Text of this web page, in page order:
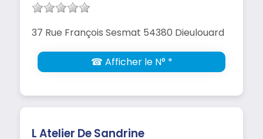
37 Rue François Sesmat 54380 Dieulouard
☎ Afficher le N° *
L Atelier De Sandrine